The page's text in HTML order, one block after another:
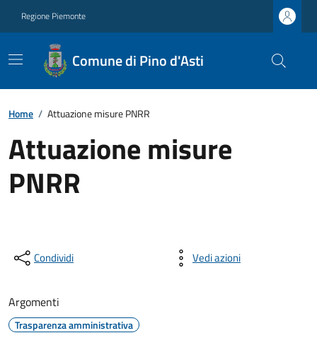
Regione Piemonte
Comune di Pino d'Asti
Home / Attuazione misure PNRR
Attuazione misure
PNRR
Condividi Vedi azioni
Argomenti
Trasparenza amministrativa